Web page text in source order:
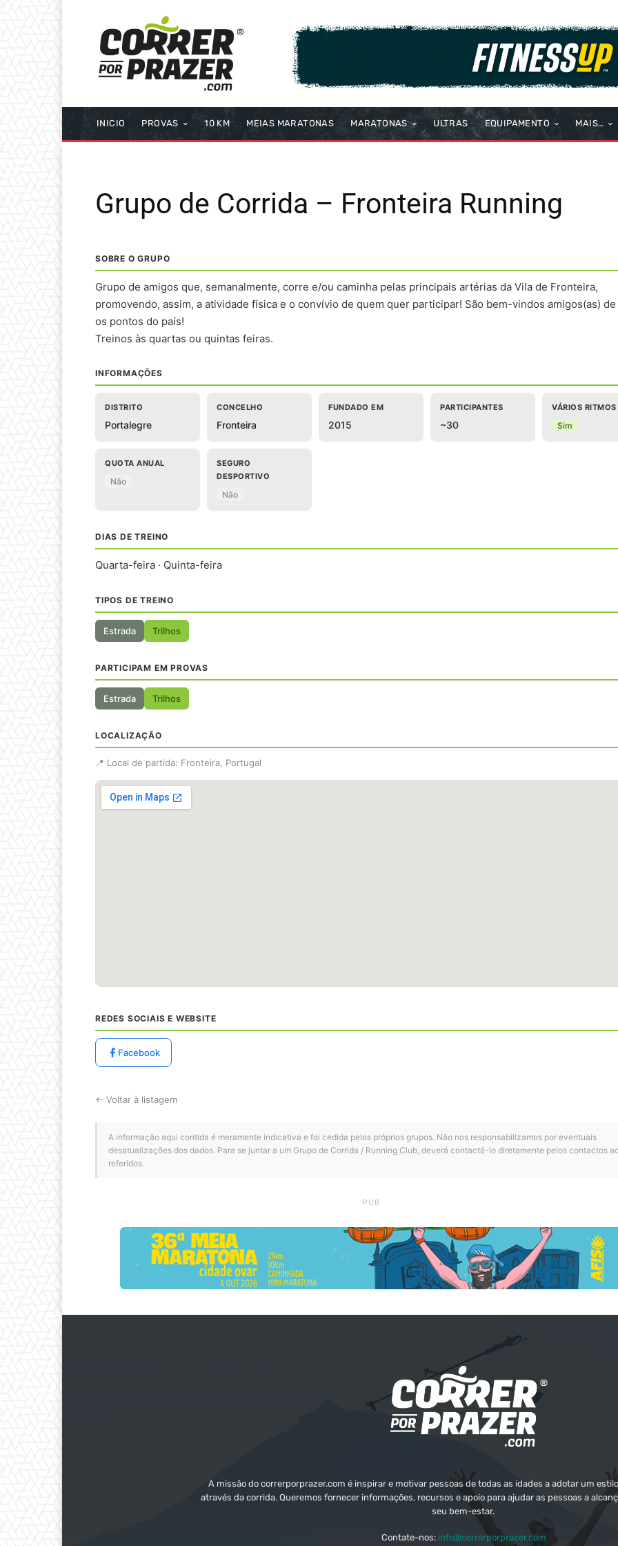
INICIO PROVAS 10 KM MEIAS MARATONAS MARATONAS ULTRAS EQUIPAMENTO MAIS…
Grupo de Corrida – Fronteira Running
SOBRE O GRUPO
Grupo de amigos que, semanalmente, corre e/ou caminha pelas principais artérias da Vila de Fronteira,
promovendo, assim, a atividade física e o convívio de quem quer participar! São bem-vindos amigos(as)
os pontos do país!
Treinos às quartas ou quintas feiras.
INFORMAÇÕES
DISTRITO
Portalegre
CONCELHO
Fronteira
FUNDADO EM
2015
PARTICIPANTES
~30
VÁRIOS RITMOS
Sim
QUOTA ANUAL
Não
SEGURO
DESPORTIVO
Não
DIAS DE TREINO
Quarta-feira · Quinta-feira
TIPOS DE TREINO
Estrada Trilhos
PARTICIPAM EM PROVAS
Estrada Trilhos
LOCALIZAÇÃO
📍 Local de partida: Fronteira, Portugal
REDES SOCIAIS E WEBSITE
Facebook
← Voltar à listagem
A informação aqui contida é meramente indicativa e foi cedida pelos próprios grupos. Não nos responsabilizamos por eventuais
desatualizações dos dados. Para se juntar a um Grupo de Corrida / Running Club, deverá contactá-lo diretamente pelos contactos
referidos.
PUB
A missão do correrporprazer.com é inspirar e motivar pessoas de todas as idades a adotar um
através da corrida. Queremos fornecer informações, recursos e apoio para ajudar as pessoas a
seu bem-estar.
Contate-nos: info@correrporprazer.com